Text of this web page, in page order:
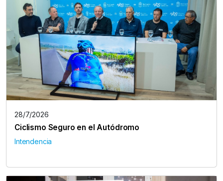
28/7/2026
Ciclismo Seguro en el Autódromo
Intendencia